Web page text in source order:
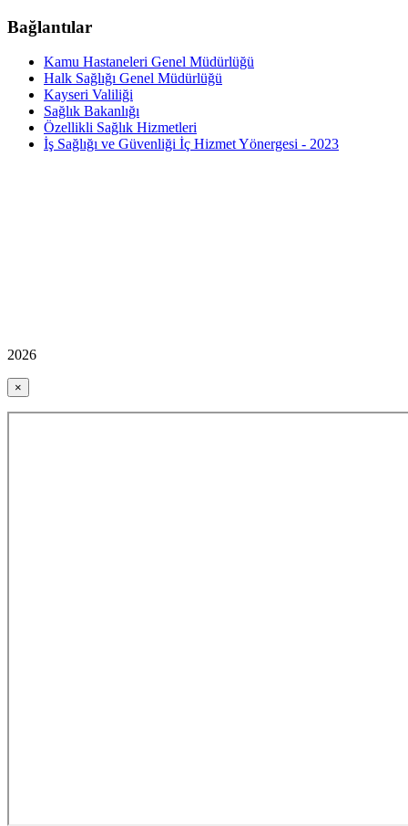
Bağlantılar
Kamu Hastaneleri Genel Müdürlüğü
Halk Sağlığı Genel Müdürlüğü
Kayseri Valiliği
Sağlık Bakanlığı
Özellikli Sağlık Hizmetleri
İş Sağlığı ve Güvenliği İç Hizmet Yönergesi - 2023
2026
×